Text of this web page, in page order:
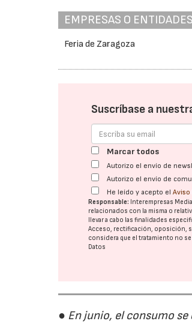
EMPRESAS O
Feria de Zaragoza
Suscríbase a
Marcar todos
Autorizo el envío de
Autorizo el envío de
He leído y acepto elAviso
Responsable: Interempresas
relacionados con la misma o
llevar a cabo las finalidades
Acceso, rectificación, oposición,
considera que el tratamiento no
Datos
● En junio, el consumo